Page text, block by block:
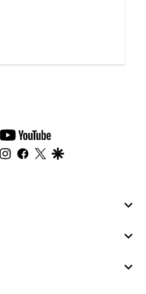
youtube-
footer
instagram
facebook
twitter